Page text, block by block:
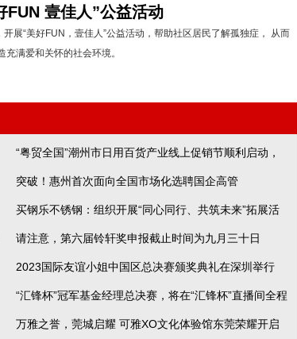
FUN 壹佳人”公益活动
展“美好FUN，壹佳人”公益活动，帮助社区居民了解孤独症， 从而
满爱和关怀的社会环境。
“粤贸全国”潮州市日用百货产业线上促销节顺利启动，
淘宝带动潮州本地好货上行
突破！惠州首次面向全国市场化选聘国企高管
买钢乐不锈钢：组织开展“同心同行、共筑未来”拓展活
动
请注意，第六届铃轩奖申报截止时间为九月三十日
2023国际友谊小姐中国区总决赛颁奖典礼在深圳举行
“汇锋杯”冠军基金经理总决赛，将在“汇锋杯”直播间全程
直播
万雅之誉，莞城启耀 可雅XO文化体验馆东莞荣耀开启